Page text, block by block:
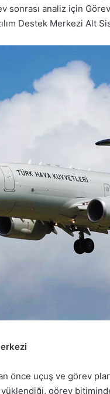
sonrası analiz için
Destek Merkezi Alt
önce uçuş ve görev
görev